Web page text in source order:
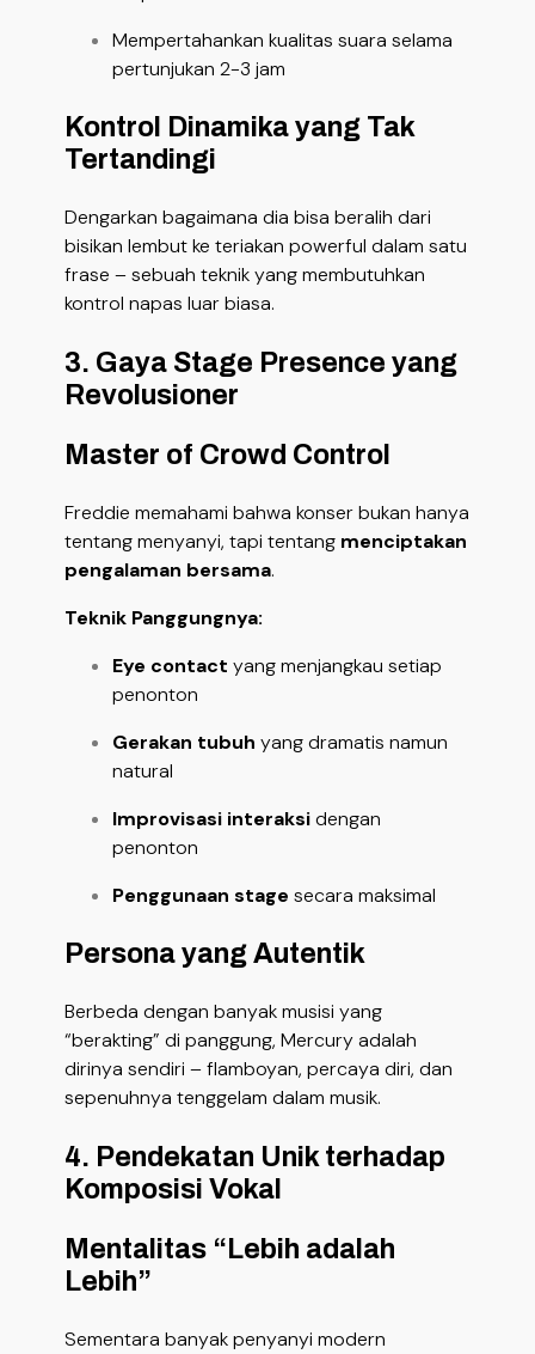
Mempertahankan kualitas suara selama
pertunjukan 2-3 jam
Kontrol Dinamika yang Tak
Tertandingi
Dengarkan bagaimana dia bisa beralih dari
bisikan lembut ke teriakan powerful dalam satu
frase – sebuah teknik yang membutuhkan
kontrol napas luar biasa.
3. Gaya Stage Presence yang
Revolusioner
Master of Crowd Control
Freddie memahami bahwa konser bukan hanya
tentang menyanyi, tapi tentang menciptakan
pengalaman bersama.
Teknik Panggungnya:
Eye contact yang menjangkau setiap
penonton
Gerakan tubuh yang dramatis namun
natural
Improvisasi interaksidengan
penonton
Penggunaan stage secara maksimal
Persona yang Autentik
Berbeda dengan banyak musisi yang
“berakting” di panggung, Mercury adalah
dirinya sendiri – flamboyan, percaya diri, dan
sepenuhnya tenggelam dalam musik.
4. Pendekatan Unik terhadap
Komposisi Vokal
Mentalitas “Lebih adalah
Lebih”
Sementara banyak penyanyi modern